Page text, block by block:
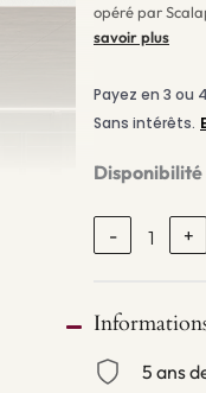
opéré par
savoir plus
Disponibilité
- +
5 ans